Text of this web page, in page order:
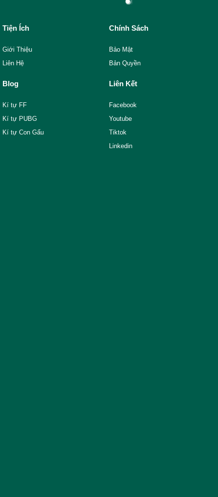
Tiện Ích
Giới Thiệu
Liên Hệ
Chính Sách
Bảo Mật
Bản Quyền
Blog
Kí tự FF
Kí tự PUBG
Kí tự Con Gấu
Liên Kết
Facebook
Youtube
Tiktok
Linkedin